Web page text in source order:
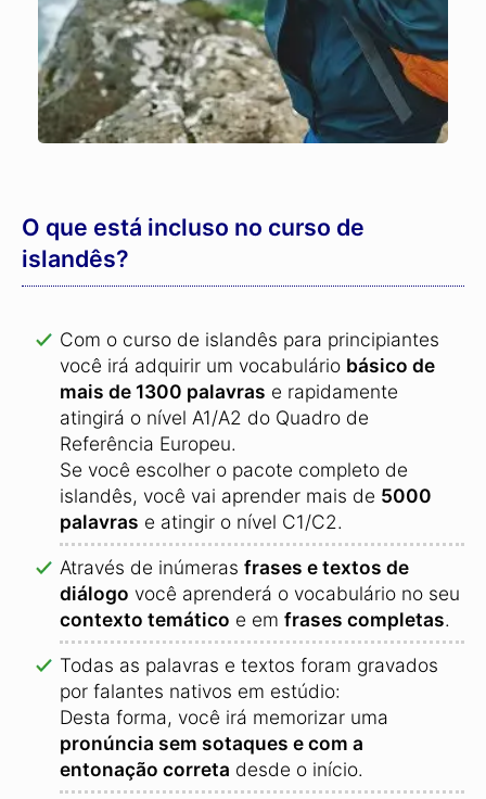
O que está incluso no curso de
islandês?
Com o curso de islandês para principiantes
você irá adquirir um vocabulário básico de
mais de 1300 palavras e rapidamente
atingirá o nível A1/A2 do Quadro de
Referência Europeu.
Se você escolher o pacote completo de
islandês, você vai aprender mais de 5000
palavras e atingir o nível C1/C2.
Através de inúmeras frases e textos de
diálogo você aprenderá o vocabulário no seu
contexto temático e em frases completas.
Todas as palavras e textos foram gravados
por falantes nativos em estúdio:
Desta forma, você irá memorizar uma
pronúncia sem sotaques e com a
entonação correta desde o início.